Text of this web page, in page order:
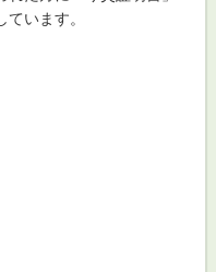
います。